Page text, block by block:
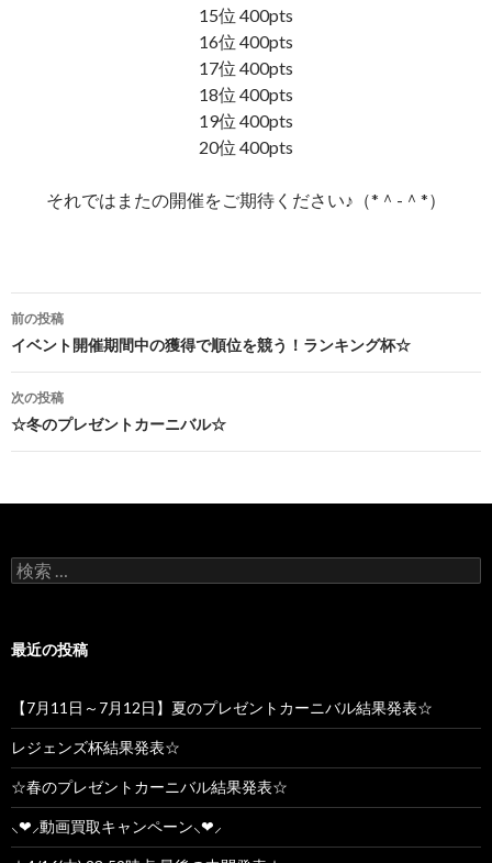
15位 400pts
16位 400pts
17位 400pts
18位 400pts
19位 400pts
20位 400pts
それではまたの開催をご期待ください♪（*＾-＾*）
投稿ナビゲーション
前の投稿
イベント開催期間中の獲得で順位を競う！ランキング杯☆
次の投稿
☆冬のプレゼントカーニバル☆
検索:
最近の投稿
【7月11日～7月12日】夏のプレゼントカーニバル結果発表☆
レジェンズ杯結果発表☆
☆春のプレゼントカーニバル結果発表☆
⸜❤︎⸝動画買取キャンペーン⸜❤︎⸝